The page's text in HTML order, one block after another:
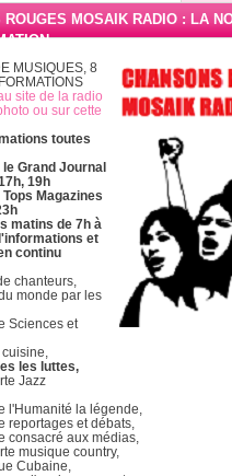
ROUGES MOSAIK RADIO : LA
MUSIQUES, 8
site de la radio
ou sur cette
toutes
Grand Journal
19h
Magazines
matins de 7h à
et
continu
chanteurs,
monde par les
Sciences et
les luttes,
Jazz
l'Humanité la légende,
reportages et débats,
consacré aux médias,
musique country,
Cubaine,